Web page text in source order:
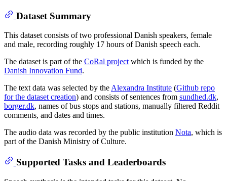
Dataset Summary
This dataset consists of two professional Danish speakers, female
and male, recording roughly 17 hours of Danish speech each.
The dataset is part of the CoRal projectwhich is funded by the
Danish Innovation Fund.
The text data was selected by theAlexandra Institute (Github repo
for the dataset creation) and consists of sentences from sundhed.dk,
borger.dk, names of bus stops and stations, manually filtered Reddit
comments, and dates and times.
The audio data was recorded by the public institution Nota, which is
part of the Danish Ministry of Culture.
Supported Tasks and Leaderboards